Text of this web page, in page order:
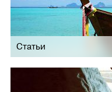
Статьи